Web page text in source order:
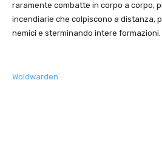
raramente combatte in corpo a corpo,
incendiarie che colpiscono a distanza,
nemici e sterminando intere formazioni.
Woldwarden